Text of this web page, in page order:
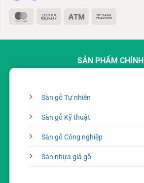
MasterCard
Cash
Delivery
Atm
SẢN PHẨM CHÍNH
Sàn gỗ Tự nhiên
Sàn gỗ Kỹ thuật
Sàn gỗ Công nghiệp
Sàn nhựa giả gỗ